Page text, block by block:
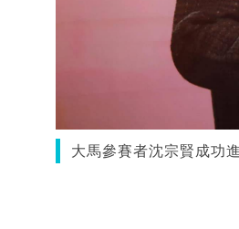
大馬參賽者沈宗賢成功